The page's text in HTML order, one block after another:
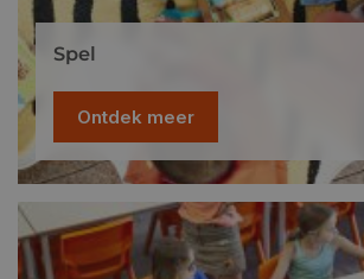
Spel
Ontdek meer